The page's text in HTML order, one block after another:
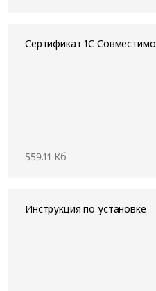
Сертификат 1С Совместимо
559.11 Кб
Инструкция по установке